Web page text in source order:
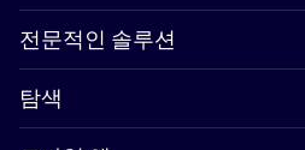
전문적인 솔루션
탐색